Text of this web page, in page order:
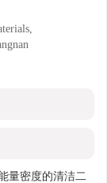
量密度的清洁二